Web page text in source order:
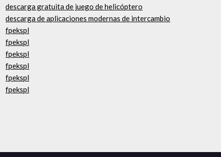
descarga gratuita de juego de helicóptero
descarga de aplicaciones modernas de intercambio
fpekspl
fpekspl
fpekspl
fpekspl
fpekspl
fpekspl